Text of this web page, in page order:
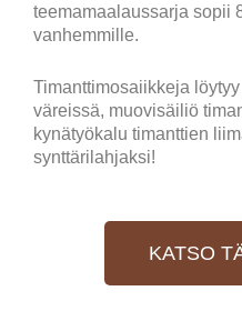
teemamaalaussarja sopii
vanhemmille.
Timanttimosaiikkeja
väreissä, muovisäiliö
kynätyökalu timanttien
synttärilahjaksi!
KATSO